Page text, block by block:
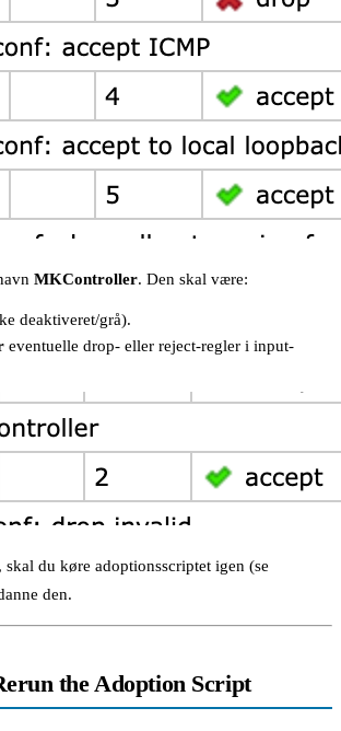
MKController. Den skal være:
deaktiveret/grå).
eventuelle drop- eller reject-regler i input-
du køre adoptionsscriptet igen (se
den.
the Adoption Script